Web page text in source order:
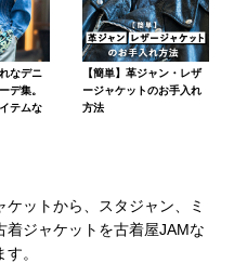
なデニ
デ集。
テムな
【簡単】革ジャン・レザ
ージャケットのお手入れ
方法
ケットから、スタジャン、ミ
着ジャケットを古着屋JAMな
。